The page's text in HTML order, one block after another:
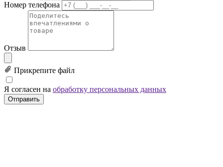
Номер телефона
Отзыв
Прикрепите файл
Я согласен на обработку персональных данных